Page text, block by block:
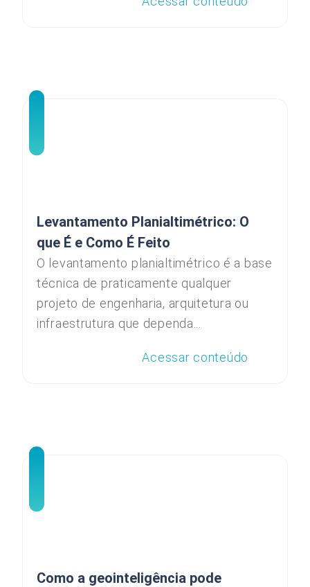
Levantamento Planialtimétrico: O
que É e Como É Feito
O levantamento planialtimétrico é a base
técnica de praticamente qualquer
projeto de engenharia, arquitetura ou
infraestrutura que dependa...
Acessar conteúdo
Como a geointeligência pode